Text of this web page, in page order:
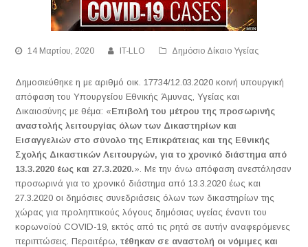
14 Μαρτίου, 2020 IT-LLO Δημόσιο Δίκαιο Υγείας
Δημοσιεύθηκε η με αριθμό οικ. 17734/12.03.2020 κοινή υπουργική
απόφαση του Υπουργείου Εθνικής Άμυνας, Υγείας και
Δικαιοσύνης με θέμα: «Επιβολή του μέτρου της προσωρινής
αναστολής λειτουργίας όλων των Δικαστηρίων και
Εισαγγελιών στο σύνολο της Επικράτειας και της Εθνικής
Σχολής Δικαστικών Λειτουργών, για το χρονικό διάστημα από
13.3.2020 έως και 27.3.2020.». Με την άνω απόφαση ανεστάλησαν
προσωρινά για το χρονικό διάστημα από 13.3.2020 έως και
27.3.2020 οι δημόσιες συνεδριάσεις όλων των δικαστηρίων της
χώρας για προληπτικούς λόγους δημόσιας υγείας έναντι του
κορωνοϊού COVID-19, εκτός από τις ρητά σε αυτήν αναφερόμενες
περιπτώσεις. Περαιτέρω,τέθηκαν σε αναστολή οι νόμιμες και